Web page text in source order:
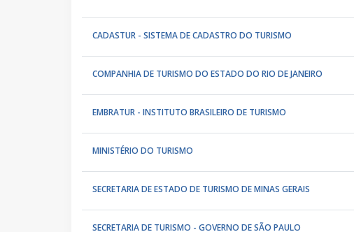
CADASTUR - SISTEMA DE CADASTRO DO TURISMO
COMPANHIA DE TURISMO DO ESTADO DO RIO DE JANEIRO
EMBRATUR - INSTITUTO BRASILEIRO DE TURISMO
MINISTÉRIO DO TURISMO
SECRETARIA DE ESTADO DE TURISMO DE MINAS GERAIS
SECRETARIA DE TURISMO - GOVERNO DE SÃO PAULO